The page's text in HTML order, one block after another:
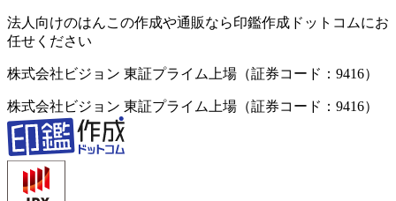
法人向けのはんこの作成や通販なら印鑑作成ドットコムにお
任せください
株式会社ビジョン 東証プライム上場（証券コード：9416）
株式会社ビジョン 東証プライム上場（証券コード：9416）